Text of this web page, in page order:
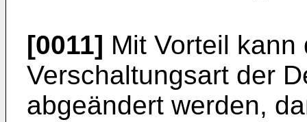
[0011] Mit Vorteil
Verschaltungsart der
abgeändert werden,